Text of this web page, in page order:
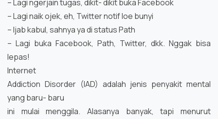
– Lagi ngerjain tugas, dikit- dikit buka Facebook
– Lagi naik ojek, eh, Twitter notif loe bunyi
– Ijab kabul, sahnya ya di status Path
– Lagi buka Facebook, Path, Twitter, dkk. Nggak bisa
lepas!
Internet
Addiction Disorder (IAD) adalah jenis penyakit mental
yang baru- baru
ini mulai menggila. Alasanya banyak, tapi menurut